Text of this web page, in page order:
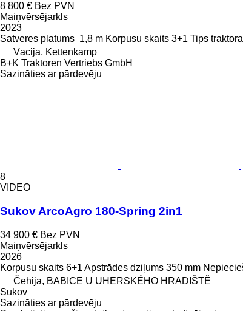
8 800 € Bez PVN
Maiņvērsējarkls
2023
Satveres platums 1,8 m Korpusu skaits 3+1 Tips
Vācija, Kettenkamp
B+K Traktoren Vertriebs GmbH
Sazināties ar pārdevēju
8
VIDEO
Sukov ArcoAgro 180-Spring 2in1
34 900 € Bez PVN
Maiņvērsējarkls
2026
Korpusu skaits 6+1 Apstrādes dziļums 350 mm
Čehija, BABICE U UHERSKÉHO HRADIŠTĚ
Sukov
Sazināties ar pārdevēju